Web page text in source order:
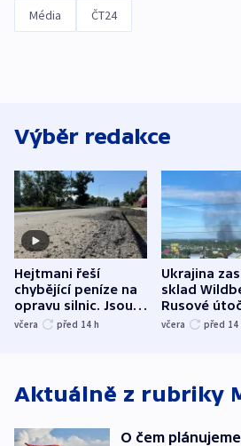
Média ČT24
Výběr redakce
Hejtmani řeší
chybějící peníze na
opravu silnic. Jsou
nenárokové, namítá
včera před 14 h
Ukrajina
sklad
Rusové
trh, hasiče
včera před 14
Aktuálně z rubriky
O čem